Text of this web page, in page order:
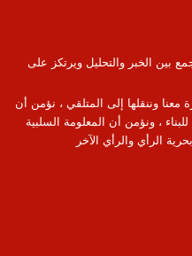
بين الخبر والتحليل ويرتكز على
وننقلها إلى المتلقي ، نؤمن أن
، ونؤمن أن المعلومة السلبية
الرأي والرأي الآخر